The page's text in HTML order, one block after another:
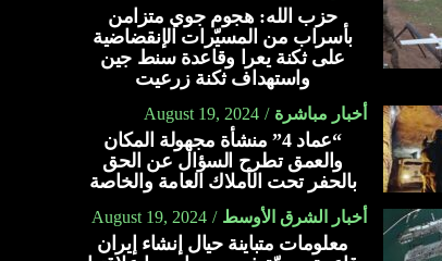
حزب الله: هجوم جوي متزامن
بأسراب من المسيّرات الإنقضاضية
على ثكنة يعرا وقاعدة سنط جين
واستهداف ثكنة زرعيت
أخبار مباشرة August 19, 2024
“عماد 4” منشأة مجهولة المكان
والعمق تطرح السؤال عن الحق
بالحفر تحت الأملاك العامة والخاصة
أخبار الشرق الأوسط August 19, 2024
معلومات متباينة حيال إنشاء إيران